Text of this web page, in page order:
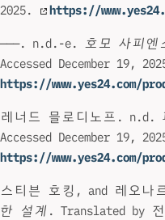
2025.
https://
———. n.d.-e. 호모 사피엔
Accessed December 19,
https://www.yes24.com/
레너드 믈로디노프. n.d.
Accessed December 19,
https://www.yes24.com/
스티븐 호킹, and 레오
한 설계 . Translated by 전